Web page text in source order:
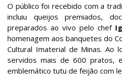
O público foi recebido com a
incluiu queijos premiados,
preparados ao vivo pelo chef
homenagem aos banquetes do
Cultural Imaterial de Minas. Ao
servidos mais de 600 pratos,
emblemático tutu de feijão com